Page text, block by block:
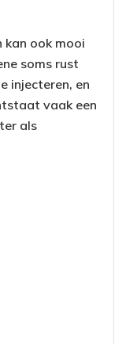
kan ook mooi
soms rust
injecteren, en
vaak een
als